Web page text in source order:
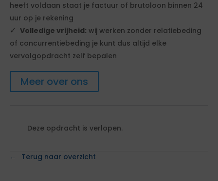
heeft voldaan staat je factuur of brutoloon binnen 24
uur op je rekening
Volledige vrijheid: wij werken zonder relatiebeding
of concurrentiebeding je kunt dus altijd elke
vervolgopdracht zelf bepalen
Meer over ons
Deze opdracht is verlopen.
Terug naar overzicht